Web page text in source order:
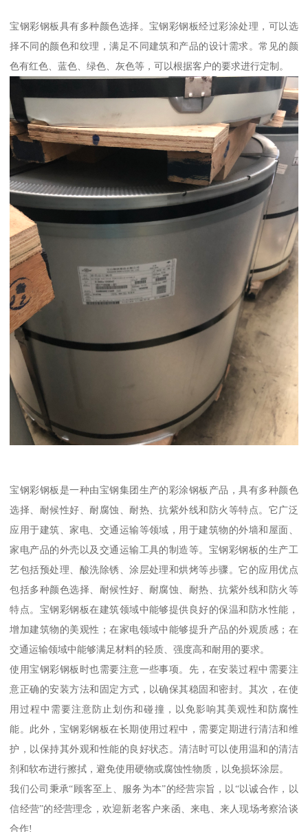
宝钢彩钢板具有多种颜色选择。宝钢彩钢板经过彩涂处理，可以选
择不同的颜色和纹理，满足不同建筑和产品的设计需求。常见的颜
色有红色、蓝色、绿色、灰色等，可以根据客户的要求进行定制。
宝钢彩钢板是一种由宝钢集团生产的彩涂钢板产品，具有多种颜色
选择、耐候性好、耐腐蚀、耐热、抗紫外线和防火等特点。它广泛
应用于建筑、家电、交通运输等领域，用于建筑物的外墙和屋面、
家电产品的外壳以及交通运输工具的制造等。宝钢彩钢板的生产工
艺包括预处理、酸洗除锈、涂层处理和烘烤等步骤。它的应用优点
包括多种颜色选择、耐候性好、耐腐蚀、耐热、抗紫外线和防火等
特点。宝钢彩钢板在建筑领域中能够提供良好的保温和防水性能，
增加建筑物的美观性；在家电领域中能够提升产品的外观质感；在
交通运输领域中能够满足材料的轻质、强度高和耐用的要求。
使用宝钢彩钢板时也需要注意一些事项。先，在安装过程中需要注
意正确的安装方法和固定方式，以确保其稳固和密封。其次，在使
用过程中需要注意防止划伤和碰撞，以免影响其美观性和防腐性
能。此外，宝钢彩钢板在长期使用过程中，需要定期进行清洁和维
护，以保持其外观和性能的良好状态。清洁时可以使用温和的清洁
剂和软布进行擦拭，避免使用硬物或腐蚀性物质，以免损坏涂层。
我们公司秉承“顾客至上、服务为本”的经营宗旨，以“以诚合作，以
信经营”的经营理念，欢迎新老客户来函、来电、来人现场考察洽谈
合作!